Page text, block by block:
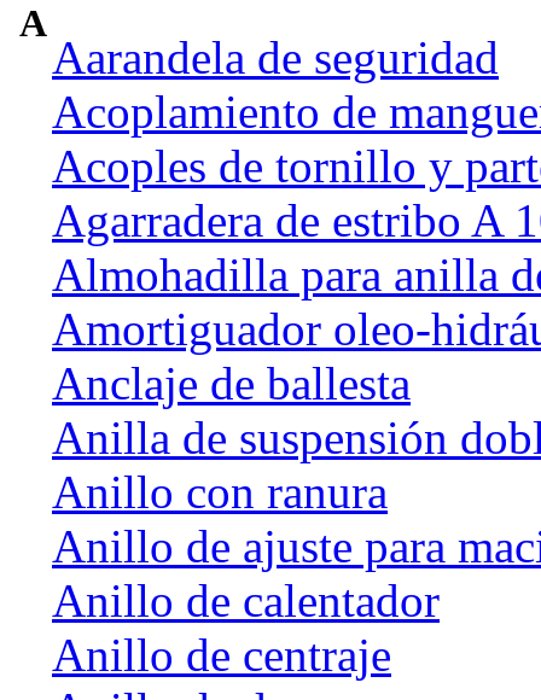
A
Aarandela de seguridad
Acoplamiento de
Acoples de tornillo y
Agarradera de estribo A
Almohadilla para anilla
Amortiguador oleo-
Anclaje de ballesta
Anilla de suspensión
Anillo con ranura
Anillo de ajuste para
Anillo de calentador
Anillo de centraje